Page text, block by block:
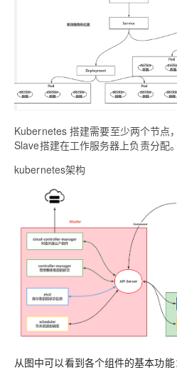
Kubernetes 搭建需要至少两个节点
Slave搭建在工作服务器上负责分配。
kubernetes架构
从图中可以看到各个组件的基本功能